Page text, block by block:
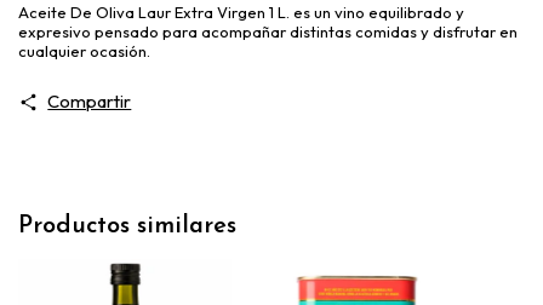
Aceite De Oliva Laur Extra Virgen 1 L. es un vino equilibrado y
expresivo pensado para acompañar distintas comidas y disfrutar en
cualquier ocasión.
Compartir
Productos similares